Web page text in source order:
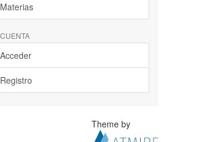
Materias
Acceder
Registro
Theme by